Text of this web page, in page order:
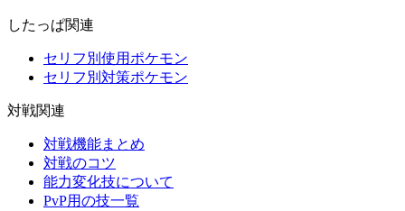
したっぱ関連
セリフ別使用ポケモン
セリフ別対策ポケモン
対戦関連
対戦機能まとめ
対戦のコツ
能力変化技について
PvP用の技一覧